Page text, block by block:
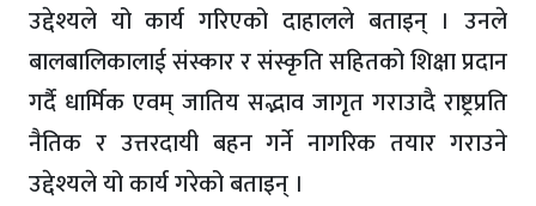
उद्देश्यले यो कार्य गरिएको दाहालले बताइन् । उनले
बालबालिकालाई संस्कार र संस्कृति सहितको शिक्षा प्रदान
गर्दै धार्मिक एवम् जातिय सद्भाव जागृत गराउादै राष्ट्रप्रति
नैतिक र उत्तरदायी बहन गर्ने नागरिक तयार गराउने
उद्देश्यले यो कार्य गरेको बताइन् ।